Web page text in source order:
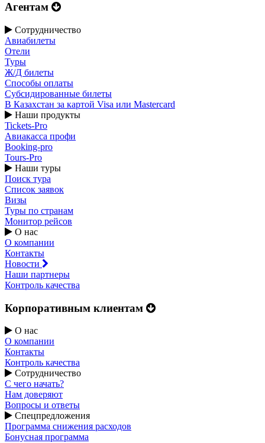
Агентам
Сотрудничество
Авиабилеты
Отели
Туры
Ж/Д билеты
Способы оплаты
Субсидированные билеты
В Казахстан за картой Visa или Masterсard
Наши продукты
Tickets-Pro
Авиакасса профи
Booking-pro
Tours-Pro
Наши туры
Поиск тура
Список заявок
Визы
Туры по странам
Монитор рейсов
О нас
О компании
Контакты
Новости
Наши партнеры
Контроль качества
Корпоративным клиентам
О нас
О компании
Контакты
Контроль качества
Сотрудничество
С чего начать?
Нам доверяют
Вопросы и ответы
Спецпредложения
Программа снижения расходов
Бонусная программа